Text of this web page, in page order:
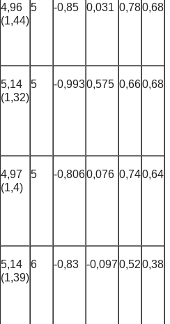
4,96
(1,44)
5 -0,85 0,031 0,780,68
5,14
(1,32)
5 -0,9930,575 0,660,68
4,97
(1,4)
5 -0,8060,076 0,740,64
5,14
(1,39)
6 -0,83 -0,0970,520,38